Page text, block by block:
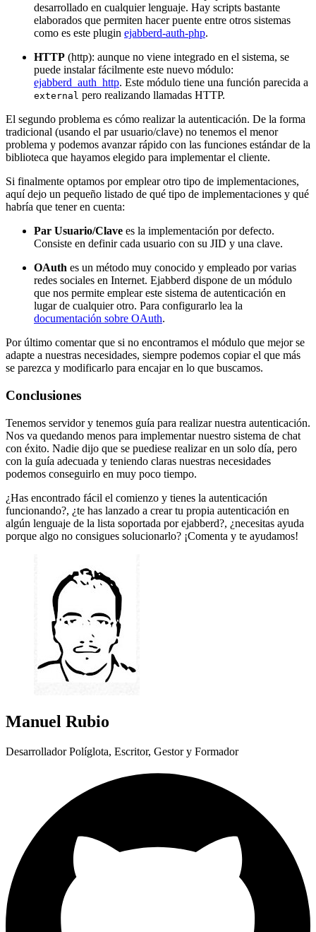
desarrollado en cualquier lenguaje. Hay scripts bastante
elaborados que permiten hacer puente entre otros sistemas
como es este plugin ejabberd-auth-php.
HTTP (http): aunque no viene integrado en el sistema, se
puede instalar fácilmente este nuevo módulo:
ejabberd_auth_http. Este módulo tiene una función parecida a
external pero realizando llamadas HTTP.
El segundo problema es cómo realizar la autenticación. De la forma
tradicional (usando el par usuario/clave) no tenemos el menor
problema y podemos avanzar rápido con las funciones estándar de la
biblioteca que hayamos elegido para implementar el cliente.
Si finalmente optamos por emplear otro tipo de implementaciones,
aquí dejo un pequeño listado de qué tipo de implementaciones y qué
habría que tener en cuenta:
Par Usuario/Clave es la implementación por defecto.
Consiste en definir cada usuario con su JID y una clave.
OAuth es un método muy conocido y empleado por varias
redes sociales en Internet. Ejabberd dispone de un módulo
que nos permite emplear este sistema de autenticación en
lugar de cualquier otro. Para configurarlo lea la
documentación sobre OAuth.
Por último comentar que si no encontramos el módulo que mejor se
adapte a nuestras necesidades, siempre podemos copiar el que más
se parezca y modificarlo para encajar en lo que buscamos.
Conclusiones
Tenemos servidor y tenemos guía para realizar nuestra autenticación.
Nos va quedando menos para implementar nuestro sistema de chat
con éxito. Nadie dijo que se puediese realizar en un solo día, pero
con la guía adecuada y teniendo claras nuestras necesidades
podemos conseguirlo en muy poco tiempo.
¿Has encontrado fácil el comienzo y tienes la autenticación
funcionando?, ¿te has lanzado a crear tu propia autenticación en
algún lenguaje de la lista soportada por ejabberd?, ¿necesitas ayuda
porque algo no consigues solucionarlo? ¡Comenta y te ayudamos!
Manuel Rubio
Desarrollador Políglota, Escritor, Gestor y Formador